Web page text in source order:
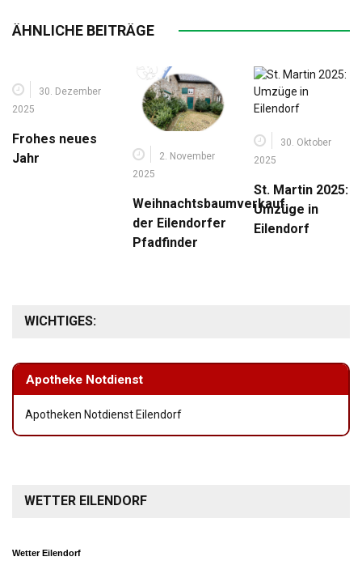
ÄHNLICHE BEITRÄGE
30. Dezember
2025
Frohes neues
Jahr
2. November
2025
Weihnachtsbaumverkauf
der Eilendorfer
Pfadfinder
30. Oktober
2025
St. Martin 2025:
Umzüge in
Eilendorf
WICHTIGES:
Apotheke Notdienst
Apotheken Notdienst Eilendorf
WETTER EILENDORF
Wetter Eilendorf